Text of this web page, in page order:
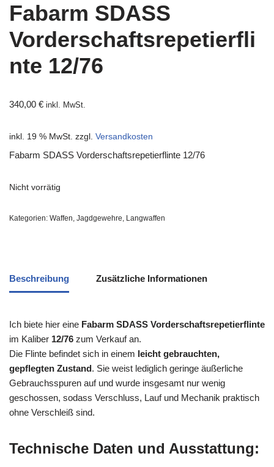
Fabarm SDASS
Vorderschaftsrepetierfli
nte 12/76
340,00 € inkl. MwSt.
inkl. 19 % MwSt. zzgl. Versandkosten
Fabarm SDASS Vorderschaftsrepetierflinte 12/76
Nicht vorrätig
Kategorien: Waffen Jagdgewehre Langwaffen
Beschreibung Zusätzliche Informationen
Ich biete hier eine Fabarm SDASS Vorderschaftsrepetierflinte
im Kaliber 12/76 zum Verkauf an.
Die Flinte befindet sich in einem leicht gebrauchten,
gepflegten Zustand. Sie weist lediglich geringe äußerliche
Gebrauchsspuren auf und wurde insgesamt nur wenig
geschossen, sodass Verschluss, Lauf und Mechanik praktisch
ohne Verschleiß sind.
Technische Daten und Ausstattung: